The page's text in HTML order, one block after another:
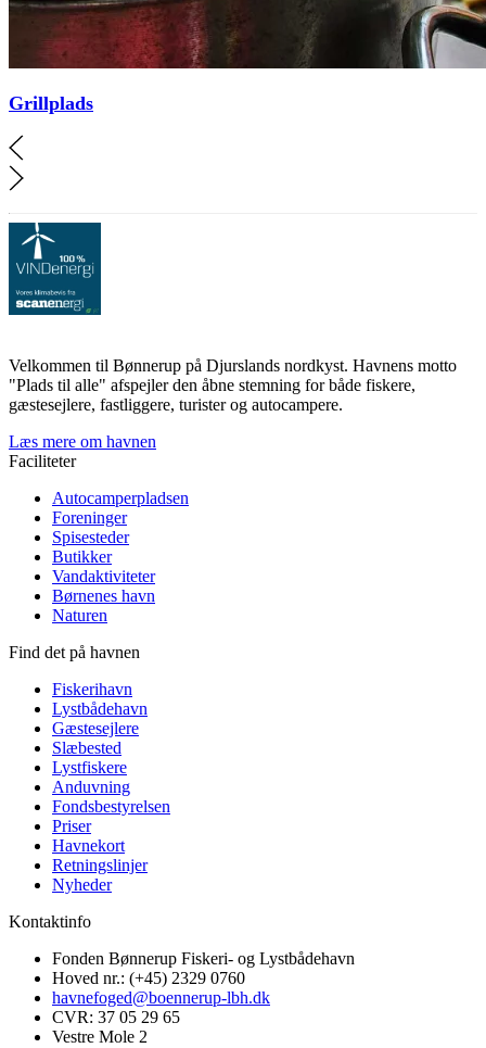
Grillplads
Velkommen til Bønnerup på Djurslands nordkyst. Havnens motto
"Plads til alle" afspejler den åbne stemning for både fiskere,
gæstesejlere, fastliggere, turister og autocampere.
Læs mere om havnen
Faciliteter
Autocamperpladsen
Foreninger
Spisesteder
Butikker
Vandaktiviteter
Børnenes havn
Naturen
Find det på havnen
Fiskerihavn
Lystbådehavn
Gæstesejlere
Slæbested
Lystfiskere
Anduvning
Fondsbestyrelsen
Priser
Havnekort
Retningslinjer
Nyheder
Kontaktinfo
Fonden Bønnerup Fiskeri- og Lystbådehavn
Hoved nr.: (+45) 2329 0760
havnefoged@boennerup-lbh.dk
CVR: 37 05 29 65
Vestre Mole 2